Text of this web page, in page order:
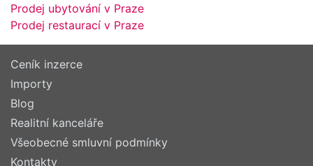
Prodej ubytování v Praze
Prodej restaurací v Praze
Ceník inzerce
Importy
Blog
Realitní kanceláře
Všeobecné smluvní podmínky
Kontakty